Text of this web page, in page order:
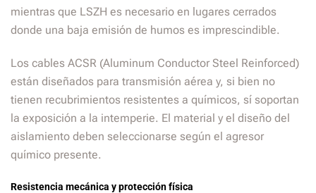
mientras que LSZH es necesario en lugares cerrados
donde una baja emisión de humos es imprescindible.
Los cables ACSR (Aluminum Conductor Steel Reinforced)
están diseñados para transmisión aérea y, si bien no
tienen recubrimientos resistentes a químicos, sí soportan
la exposición a la intemperie. El material y el diseño del
aislamiento deben seleccionarse según el agresor
químico presente.
Resistencia mecánica y protección física